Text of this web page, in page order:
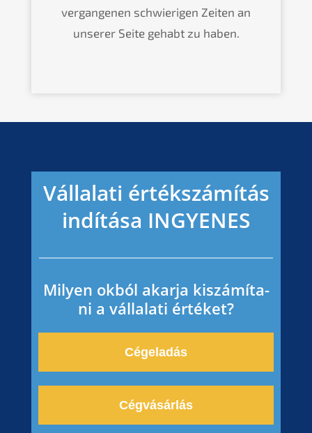
vergan­ge­nen schwie­ri­gen Zeiten an
unserer Seite gehabt zu haben.
Vállala­ti értéks­zá­mí­tás
indítá­sa INGYENES
Milyen okból akarja kiszá­mí­ta­
ni a vállala­ti értéket?
Cégela­dás
Cégvá­sár­lás